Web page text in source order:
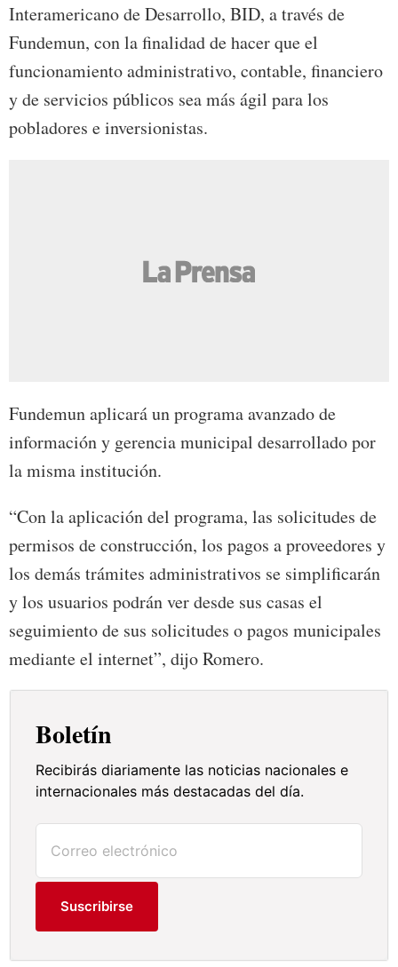
Interamericano de Desarrollo, BID, a través de
Fundemun, con la finalidad de hacer que el
funcionamiento administrativo, contable, financiero
y de servicios públicos sea más ágil para los
pobladores e inversionistas.
Fundemun aplicará un programa avanzado de
información y gerencia municipal desarrollado por
la misma institución.
“Con la aplicación del programa, las solicitudes de
permisos de construcción, los pagos a proveedores y
los demás trámites administrativos se simplificarán
y los usuarios podrán ver desde sus casas el
seguimiento de sus solicitudes o pagos municipales
mediante el internet”, dijo Romero.
Boletín
Recibirás diariamente las noticias nacionales e
internacionales más destacadas del día.
Suscribirse